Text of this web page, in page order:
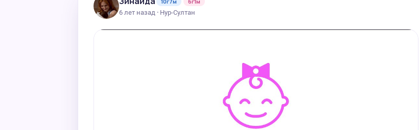
6 лет назад · Нур-Султан